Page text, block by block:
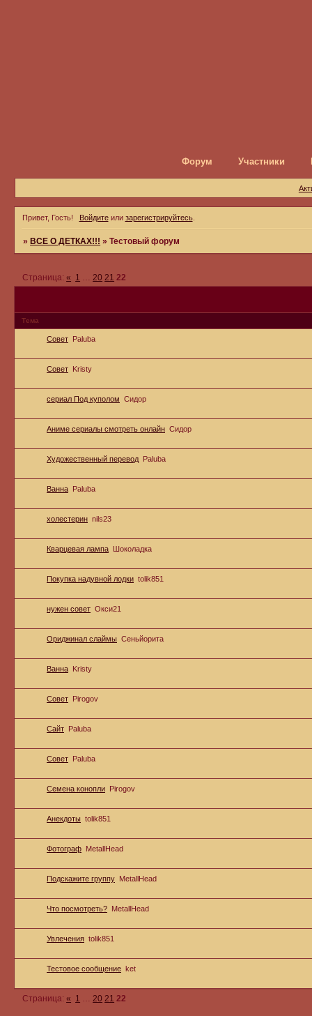
Форум Участники
Привет, Гость! Войдитеили зарегистрируйтесь.
» ВСЕ О ДЕТКАХ!!! »Тестовый форум
Страница:« 1 … 20 21 22
Тема
Совет Paluba
Совет Kristy
сериал Под куполом Сидор
Аниме сериалы смотреть онлайн Сидор
Художественный перевод Paluba
Ванна Paluba
холестерин nils23
Кварцевая лампа Шоколадка
Покупка надувной лодки tolik851
нужен совет Окси21
Ориджинал слаймы Сеньйорита
Ванна Kristy
Совет Pirogov
Сайт Paluba
Совет Paluba
Семена конопли Pirogov
Анекдоты tolik851
Фотограф MetallHead
Подскажите группу MetallHead
Что посмотреть? MetallHead
Увлечения tolik851
Тестовое сообщение ket
Страница:« 1 20 21 22